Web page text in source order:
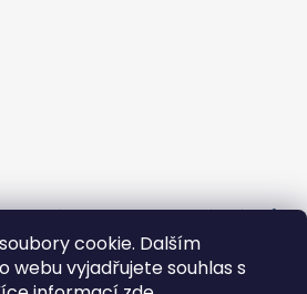
cookie. Dalším
vyjadřujete souhlas s
Podmínky ochrany osobních údajů
brány Jak platit kartou
bankovním převodem